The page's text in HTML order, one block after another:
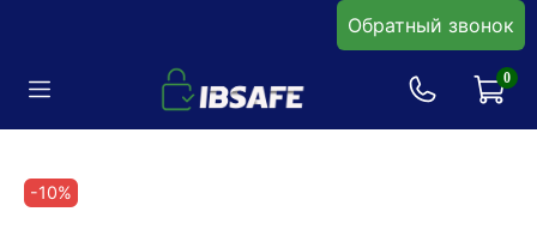
Обратный звонок
0
-10%